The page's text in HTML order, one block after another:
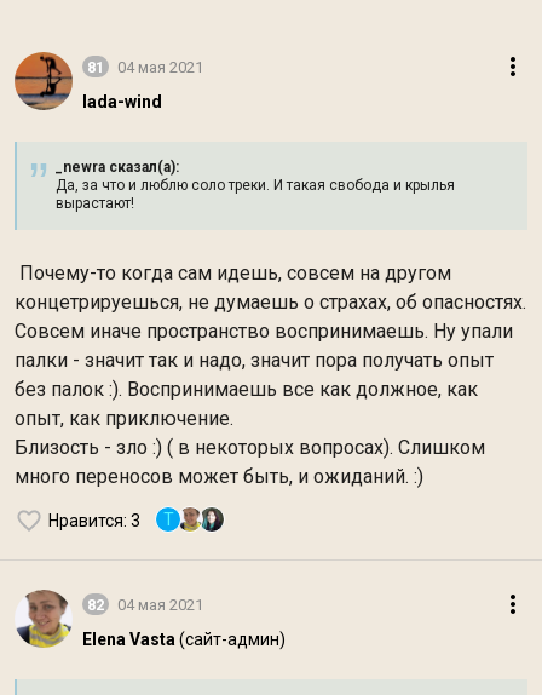
81 04 мая 2021
lada-wind
_newra сказал(а):
Да, за что и люблю соло треки. И такая свобода и крылья
вырастают!
Почему-то когда сам идешь, совсем на другом
концетрируешься, не думаешь о страхах, об опасностях.
Совсем иначе пространство воспринимаешь. Ну упали
палки - значит так и надо, значит пора получать опыт
без палок :). Воспринимаешь все как должное, как
опыт, как приключение.
Близость - зло :) ( в некоторых вопросах). Слишком
много переносов может быть, и ожиданий. :)
Нравится: 3 T
82 04 мая 2021
Elena Vasta (сайт-админ)